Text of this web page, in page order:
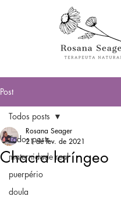
Post
Todos posts
maternidade real
puerpério
doula
Todos posts
Chacra laríngeo
Rosana Seager
21 de fev. de 2021